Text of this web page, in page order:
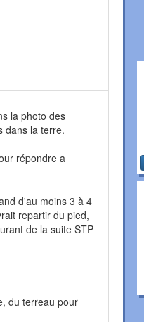
la photo des
dans la terre.
répondre a
d'au moins 3 à 4
repartir du pied,
de la suite STP
du terreau pour